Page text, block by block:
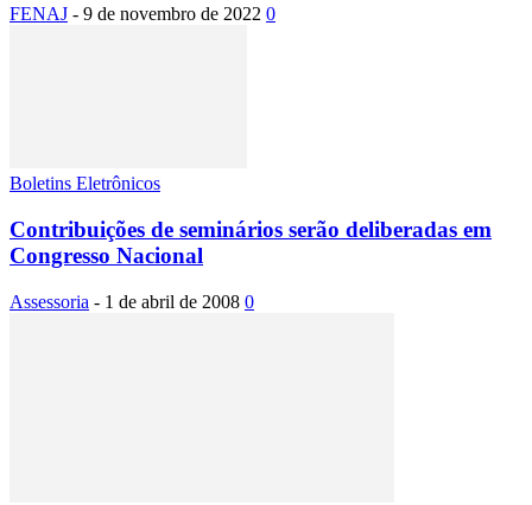
FENAJ - 9 de novembro de 2022 0
Boletins Eletrônicos
Contribuições de seminários serão deliberadas em
Congresso Nacional
Assessoria - 1 de abril de 2008 0